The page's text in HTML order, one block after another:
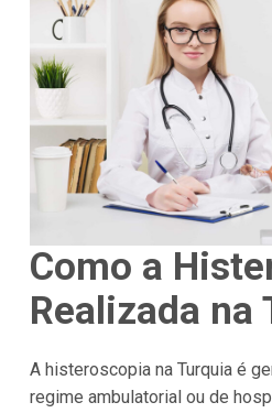
Como a
Realizada na
A histeroscopia na Turquia é
regime ambulatorial ou de